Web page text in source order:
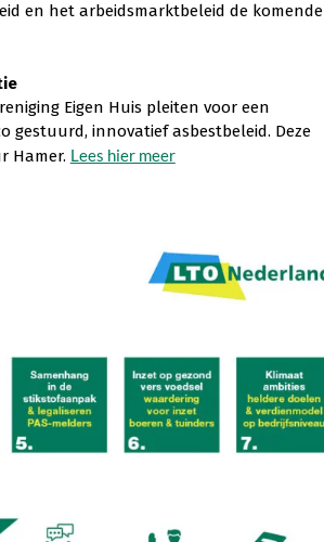
en het arbeidsmarktbeleid de komende
Eigen Huis pleiten voor een
innovatief asbestbeleid. Deze
Hamer. Lees hier meer